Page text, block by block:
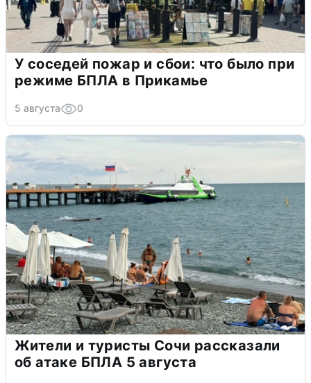
У соседей пожар и сбои: что было при
режиме БПЛА в Прикамье
5 августа 0
Жители и туристы Сочи рассказали
об атаке БПЛА 5 августа